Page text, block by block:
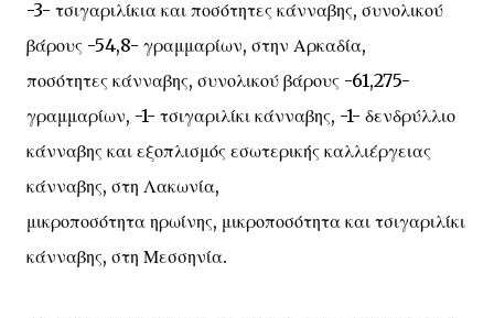
-3- τσιγαριλίκια και ποσότητες κάνναβης, συνολικού
βάρους -54,8- γραμμαρίων, στην Αρκαδία,
ποσότητες κάνναβης, συνολικού βάρους -61,275-
γραμμαρίων, -1- τσιγαριλίκι κάνναβης, -1- δενδρύλλιο
κάνναβης και εξοπλισμός εσωτερικής καλλιέργειας
κάνναβης, στη Λακωνία,
μικροποσότητα ηρωίνης, μικροποσότητα και τσιγαριλίκι
κάνναβης, στη Μεσσηνία.